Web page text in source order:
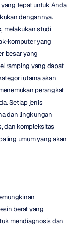
tepat untuk Anda
dengannya.
melakukan studi
komputer yang
besar yang
ramping yang dapat
utama akan
perangkat
Setiap jenis
dan lingkungan
dan kompleksitas
umum yang akan
berat yang
mendiagnosis dan